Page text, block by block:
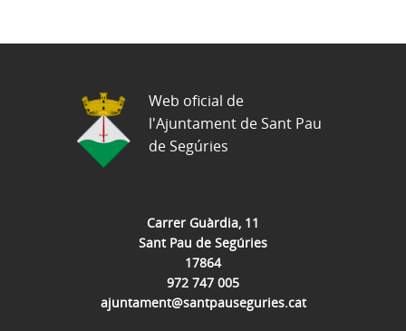
Carrer Guàrdia, 11
Sant Pau de Segúries
17864
972 747 005
ajuntament@santpauseguries.cat
Web oficial de
l'Ajuntament de Sant Pau
de Segúries